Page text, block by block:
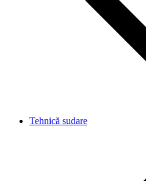
Tehnică sudare